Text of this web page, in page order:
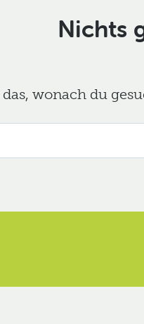
Nichts
wonach du